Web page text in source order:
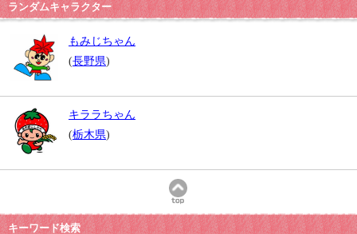
ランダムキャラクター
もみじちゃん
(長野県)
キララちゃん
(栃木県)
キーワード検索